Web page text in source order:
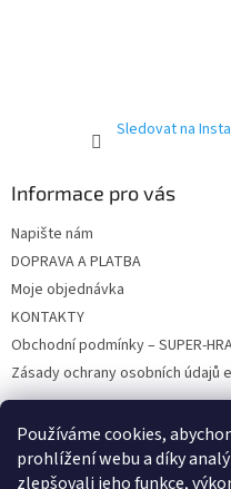
Používáme cookies,
prohlížení webu a díky
zlepšovali jeho funkce,
Sledovat na
Informace pro vás
Napište nám
DOPRAVA A PLATBA
Moje objednávka
KONTAKTY
Obchodní podmínky – SUPER-
Zásady ochrany osobních údajů